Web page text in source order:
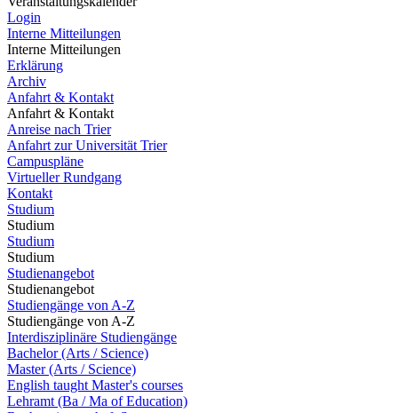
Login
Interne Mitteilungen
Interne Mitteilungen
Erklärung
Archiv
Anfahrt & Kontakt
Anfahrt & Kontakt
Anreise nach Trier
Anfahrt zur Universität Trier
Campuspläne
Virtueller Rundgang
Kontakt
Studium
Studium
Studium
Studium
Studienangebot
Studienangebot
Studiengänge von A-Z
Studiengänge von A-Z
Interdisziplinäre Studiengänge
Bachelor (Arts / Science)
Master (Arts / Science)
English taught Master's courses
Lehramt (Ba / Ma of Education)